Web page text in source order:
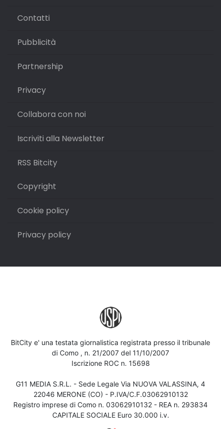
Contatti
Pubblicità
Partnership
Privacy
Collabora con noi
Iscriviti alla Newsletter
RSS Bitcity
Copyright
Cookie policy
Privacy policy
BitCity e' una testata giornalistica registrata presso il tribunale
di Como , n. 21/2007 del 11/10/2007
Iscrizione ROC n. 15698
G11 MEDIA S.R.L. - Sede Legale Via NUOVA VALASSINA, 4
22046 MERONE (CO) - P.IVA/C.F.03062910132
Registro imprese di Como n. 03062910132 - REA n. 293834
CAPITALE SOCIALE Euro 30.000 i.v.